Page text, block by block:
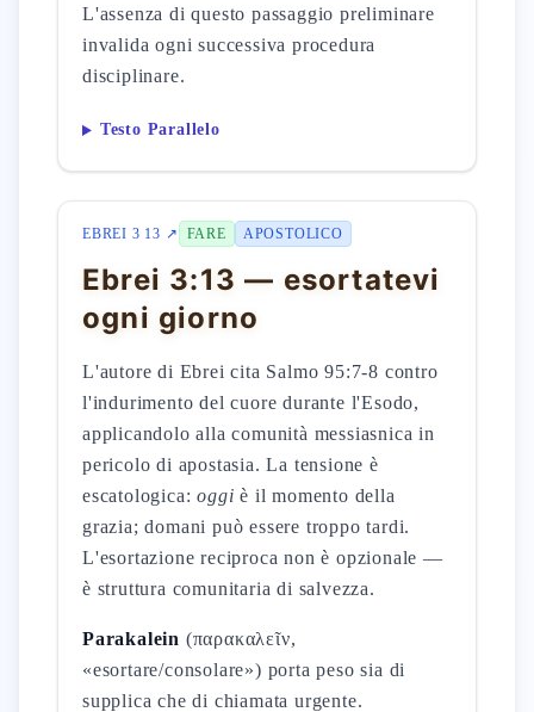
L'assenza di questo passaggio preliminare
invalida ogni successiva procedura
disciplinare.
Testo Parallelo
EBREI 3 13 ↗ FARE APOSTOLICO
Ebrei 3:13 — esortatevi
ogni giorno
L'autore di Ebrei cita Salmo 95:7-8 contro
l'indurimento del cuore durante l'Esodo,
applicandolo alla comunità messiasnica in
pericolo di apostasia. La tensione è
escatologica:oggi è il momento della
grazia; domani può essere troppo tardi.
L'esortazione reciproca non è opzionale —
è struttura comunitaria di salvezza.
Parakalein (παρακαλεῖν,
«esortare/consolare») porta peso sia di
supplica che di chiamata urgente.